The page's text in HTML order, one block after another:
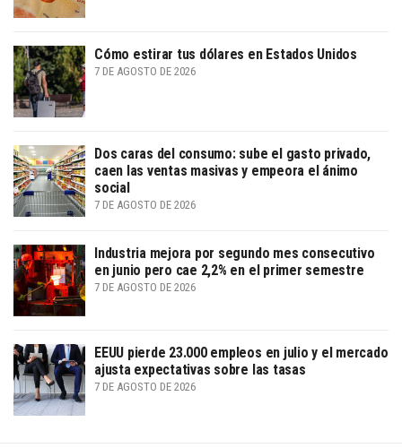
Cómo estirar tus dólares en Estados Unidos
7 DE AGOSTO DE 2026
Dos caras del consumo: sube el gasto privado,
caen las ventas masivas y empeora el ánimo
social
7 DE AGOSTO DE 2026
Industria mejora por segundo mes consecutivo
en junio pero cae 2,2% en el primer semestre
7 DE AGOSTO DE 2026
EEUU pierde 23.000 empleos en julio y el mercado
ajusta expectativas sobre las tasas
7 DE AGOSTO DE 2026